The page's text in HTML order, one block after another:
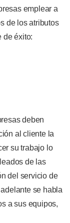
emplear a
de los atributos
de éxito:
deben
al cliente la
su trabajo lo
de las
del servicio de
se habla
a sus equipos,